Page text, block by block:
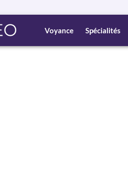
Voyance Spécialités